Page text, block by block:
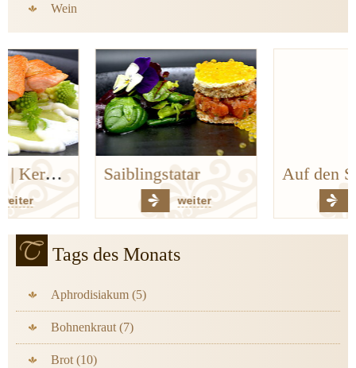
Wein
Saiblingstatar Auf den Spuren der Bergischen Küchenklassiker
Tags des Monats
Aphrodisiakum (5)
Bohnenkraut (7)
Brot (10)